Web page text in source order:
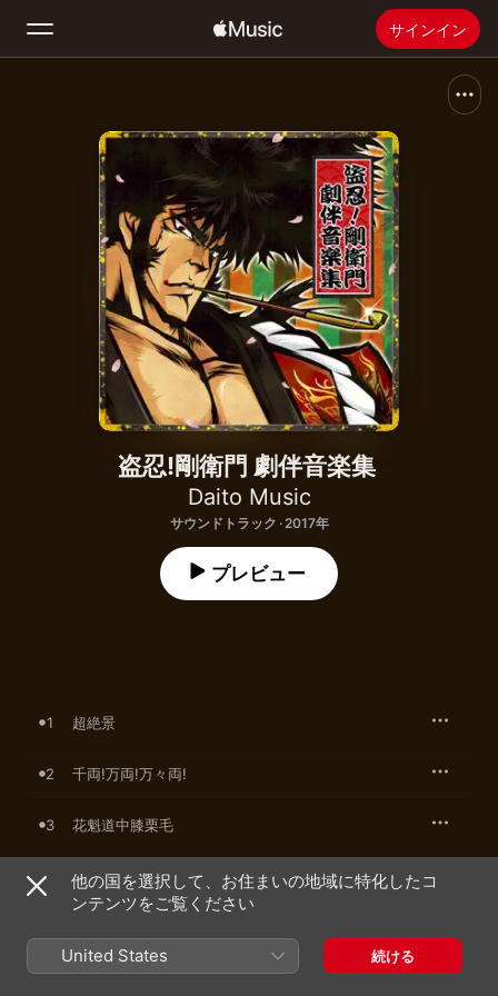
サインイン
ホーム
新着おすすめ
ラジオ
Apple Musicをインストール
盗忍!剛衛門 劇伴音楽集
Daito Music
サウンドトラック · 2017年
プレビュー
1 超絶景
2 千両!万両!万々両!
3 花魁道中膝栗毛
4 ラブミーお出汁
6 忍び寄る義賊! 〜剛衛門〜
他の国を選択して、お住まいの地域に特化したコ
ンテンツをご覧ください
United States 続ける